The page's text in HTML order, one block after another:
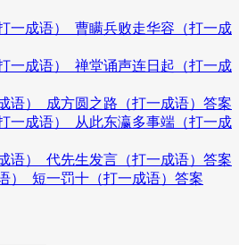
一成语）_曹瞒兵败走华容（打一成
一成语）_禅堂诵声连日起（打一成
语）_成方圆之路（打一成语）答案
一成语）_从此东瀛多事端（打一成
语）_代先生发言（打一成语）答案
）_短一罚十（打一成语）答案